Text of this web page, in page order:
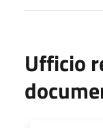
Ufficio